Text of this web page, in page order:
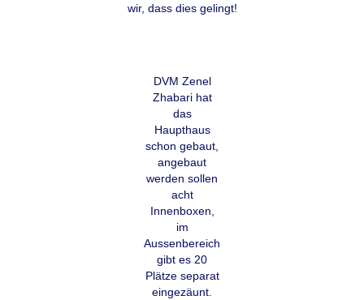
wir, dass dies gelingt!
DVM Zenel
Zhabari hat
das
Haupthaus
schon gebaut,
angebaut
werden sollen
acht
Innenboxen,
im
Aussenbereich
gibt es 20
Plätze separat
eingezäunt.